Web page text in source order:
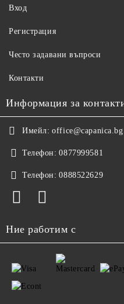
Вход
Регистрация
Често задавани въпроси
Контакти
Информация за
Имейл: office@capanica.bg
Телефон: 0877999581
Телефон: 0888522629
Ние работим с